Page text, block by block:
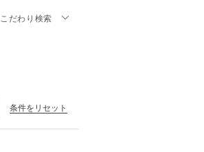
こだわり検索
条件をリセット